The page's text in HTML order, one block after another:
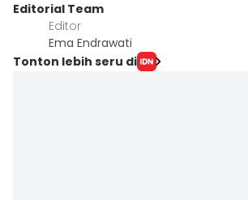
Editorial Team
Editor
Ema Endrawati
Tonton lebih seru di